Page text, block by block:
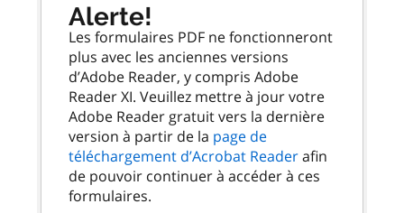
Alerte!
Les formulaires PDF ne fonctionneront
plus avec les anciennes versions
d’Adobe Reader, y compris Adobe
Reader XI. Veuillez mettre à jour votre
Adobe Reader gratuit vers la dernière
version à partir de la page de
téléchargement d’Acrobat Readerafin
de pouvoir continuer à accéder à ces
formulaires.